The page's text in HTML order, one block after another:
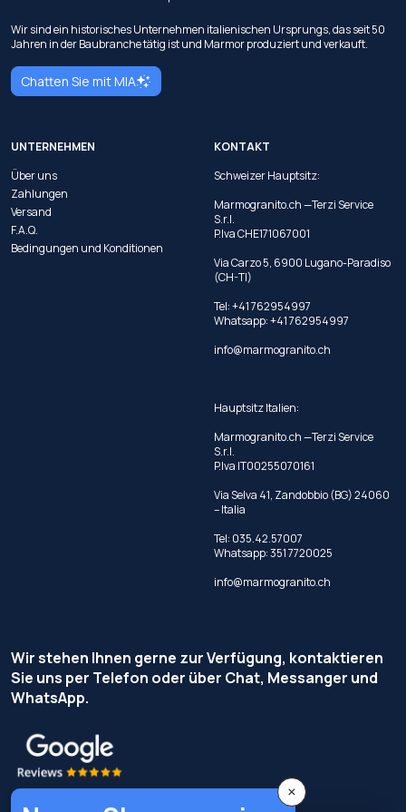
Wir sind ein historisches Unternehmen italienischen Ursprungs, das seit 50
Jahren in der Baubranche tätig ist und Marmor produziert und verkauft.
Chatten Sie mit MIA
UNTERNEHMEN
Über uns
Zahlungen
Versand
F.A.Q.
Bedingungen und Konditionen
KONTAKT
Schweizer Hauptsitz:
Marmogranito.ch —Terzi Service
S.r.l.
P.Iva CHE171067001
Via Carzo 5, 6900 Lugano-Paradiso
(CH-TI)
Tel: +41 762954997
Whatsapp:+41 762954997
info@marmogranito.ch
Hauptsitz Italien:
Marmogranito.ch —Terzi Service
S.r.l.
P.Iva IT00255070161
Via Selva 41, Zandobbio (BG) 24060
– Italia
Tel: 035.42.57007
Whatsapp:351 7720025
info@marmogranito.ch
Wir stehen Ihnen gerne zur Verfügung, kontaktieren
Sie uns per Telefon oder über Chat, Messanger und
WhatsApp.
×